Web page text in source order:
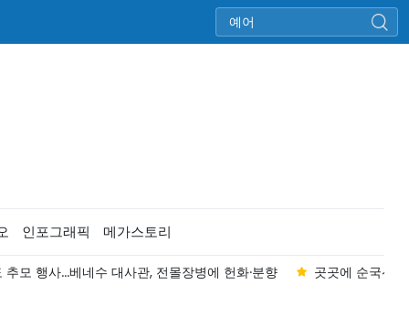
인포그래픽 메가스토리
추모 행사...베네수 대사관, 전몰장병에 헌화·분향 곳곳에 순국선